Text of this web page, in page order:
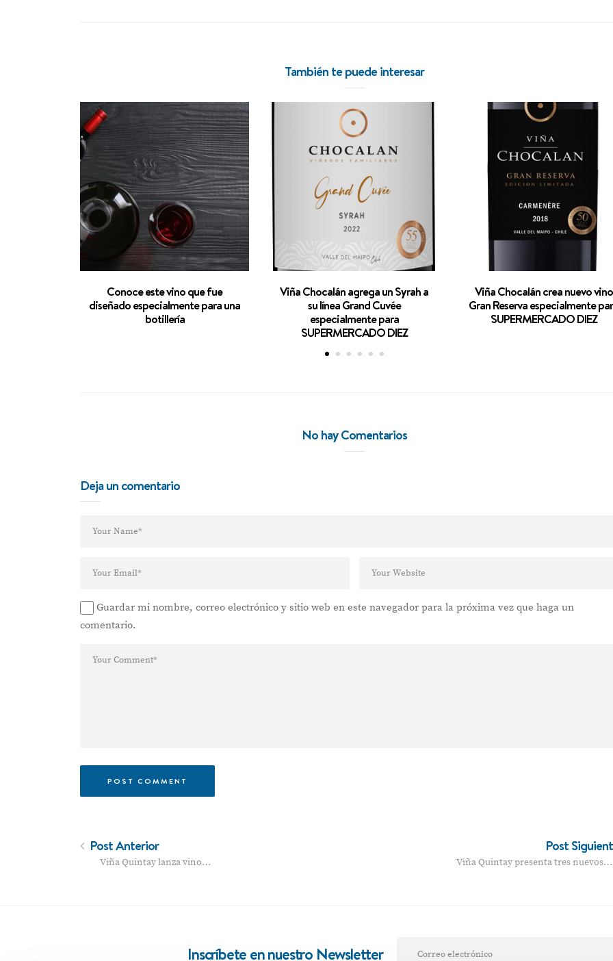
También te puede interesar
Conoce este vino que fue
diseñado especialmente para una
botillería
Viña Chocalán agrega un Syrah a
su línea Grand Cuvée
especialmente para
SUPERMERCADO DIEZ
Viña Chocalán crea nuevo vino
Gran Reserva especialmente
SUPERMERCADO DIEZ
No hay Comentarios
Deja un comentario
Guardar mi nombre, correo electrónico y sitio web en este navegador para la próxima vez que haga un
comentario.
Post Anterior
Viña Quintay lanza vino…
Post
Viña Quintay presenta tres nuevos…
En
Punto de Encuentro: el
Inscríbete en nuestro Newsletter